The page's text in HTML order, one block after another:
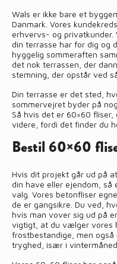
Wals er ikke bare et
Danmark. Vores
erhvervs- og
din terrasse har for dig og
hyggelig sommeraften
det nok terrassen, der
stemning, der opstår ved
Din terrasse er det sted,
sommervejret byder på
Så hvis det er 60×60
videre, fordi det finder du
Bestil 60×60
Hvis dit projekt går ud på
din have eller ejendom,
valg. Vores betonfliser
de er gangsikre. Du ved,
hvis man vover sig ud på
vigtigt, at du vælger vores
frostbestandige, men også
tryghed, især i